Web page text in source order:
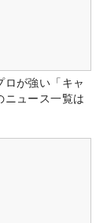
ロが強い「キャ
ニュース一覧は